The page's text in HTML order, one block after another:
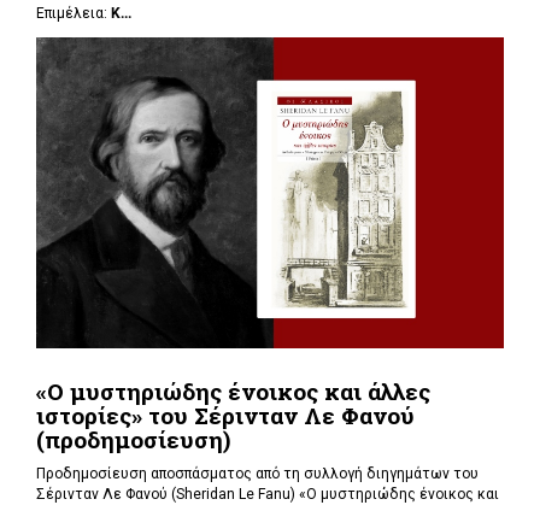
Επιμέλεια: Κ...
«Ο μυστηριώδης ένοικος και άλλες
ιστορίες» του Σέρινταν Λε Φανού
(προδημοσίευση)
Προδημοσίευση αποσπάσματος από τη συλλογή διηγημάτων του
Σέρινταν Λε Φανού (Sheridan Le Fanu) «Ο μυστηριώδης ένοικος και